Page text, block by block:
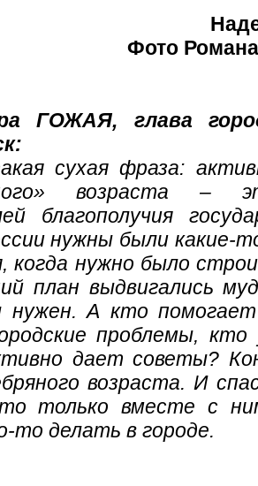
Фото
ГОЖАЯ, глава
сухая фраза:
возраста –
благополучия
нужны были какие-
когда нужно было
план выдвигались
А кто
проблемы, кто
дает советы?
возраста. И
только вместе с
то делать в городе.